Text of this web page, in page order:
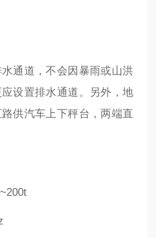
通道，不会因暴雨或山洪
设置排水通道。另外，地
供汽车上下秤台，两端直